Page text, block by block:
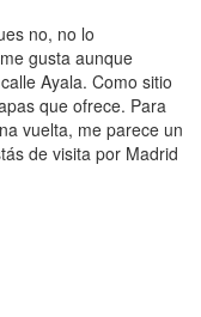
no, no lo
gusta aunque
Ayala. Como sitio
que ofrece. Para
vuelta, me parece un
de visita por Madrid